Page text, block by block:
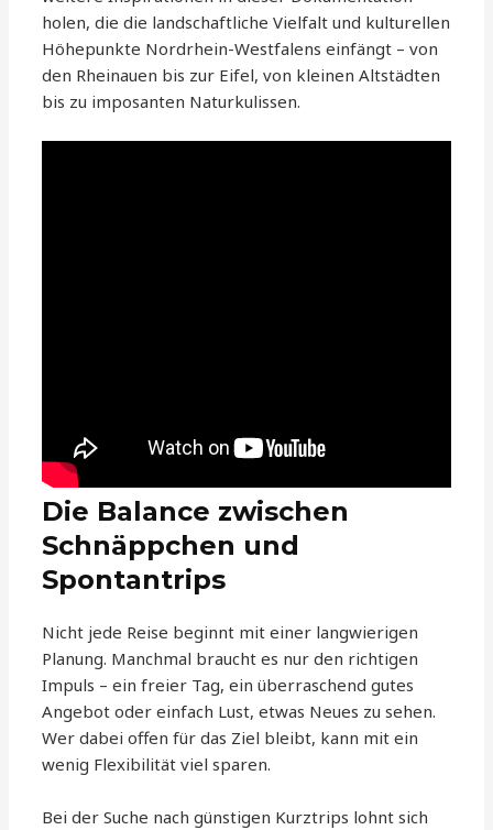
holen, die die landschaftliche Vielfalt und kulturellen
Höhepunkte Nordrhein-Westfalens einfängt – von
den Rheinauen bis zur Eifel, von kleinen Altstädten
bis zu imposanten Naturkulissen.
Die Balance zwischen
Schnäppchen und
Spontantrips
Nicht jede Reise beginnt mit einer langwierigen
Planung. Manchmal braucht es nur den richtigen
Impuls – ein freier Tag, ein überraschend gutes
Angebot oder einfach Lust, etwas Neues zu sehen.
Wer dabei offen für das Ziel bleibt, kann mit ein
wenig Flexibilität viel sparen.
Bei der Suche nach günstigen Kurztrips lohnt sich